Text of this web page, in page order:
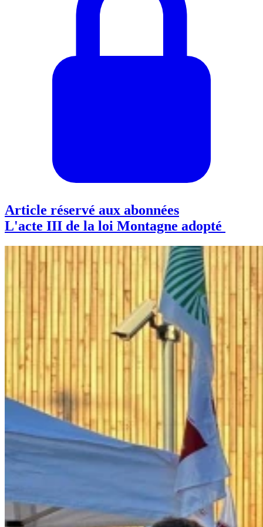
Article réservé aux abonnées
L'acte III de la loi Montagne adopté